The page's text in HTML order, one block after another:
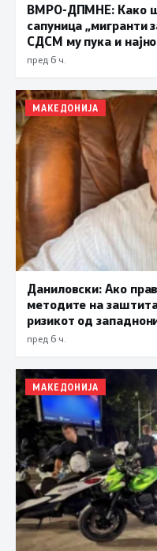
ВМРО-ДПМНЕ: Како
сапуница „мигранти
СДСМ му пука и
прифаќање на
пред 6 ч.
МАКЕДОНИЈА
Даниловски: Ако
методите на
ризикот од
пред 6 ч.
МАКЕДОНИЈА